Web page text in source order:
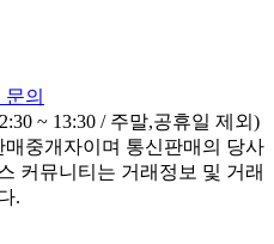
의
~ 13:30 / 주말,공휴일 제외)
중개자이며 통신판매의 당사
커뮤니티는 거래정보 및 거래
.